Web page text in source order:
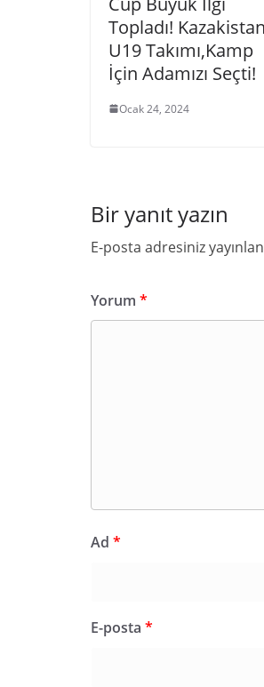
Topladı! Kazakistan
U19 Takımı,Kamp
İçin Adamızı Seçti!
Ocak 24, 2024
Bir yanıt yazın
E-posta adresiniz
Yorum *
Ad *
E-posta *